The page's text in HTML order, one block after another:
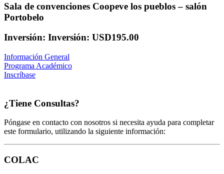
Sala de convenciones Coopeve los pueblos – salón
Portobelo
Inversión: Inversión: USD195.00
Información General
Programa Académico
Inscríbase
¿Tiene Consultas?
Póngase en contacto con nosotros si necesita ayuda para completar
este formulario, utilizando la siguiente información:
COLAC